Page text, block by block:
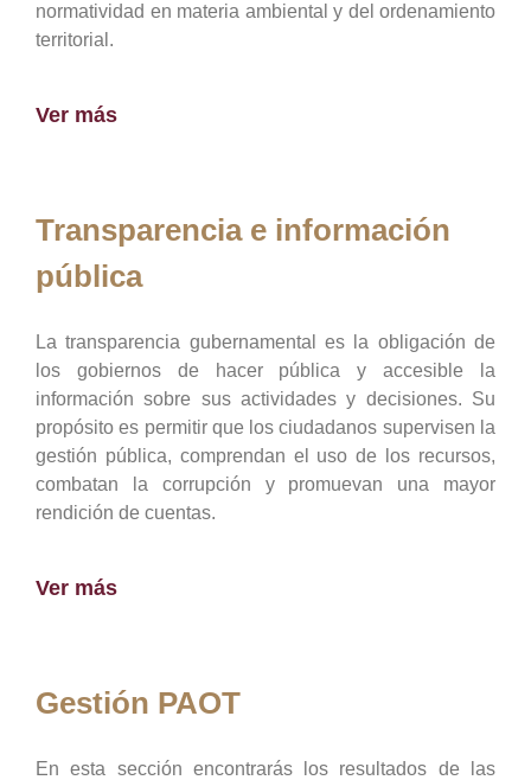
normatividad en materia ambiental y del ordenamiento
territorial.
Ver más
Transparencia e información
pública
La transparencia gubernamental es la obligación de
los gobiernos de hacer pública y accesible la
información sobre sus actividades y decisiones. Su
propósito es permitir que los ciudadanos supervisen la
gestión pública, comprendan el uso de los recursos,
combatan la corrupción y promuevan una mayor
rendición de cuentas.
Ver más
Gestión PAOT
En esta sección encontrarás los resultados de las